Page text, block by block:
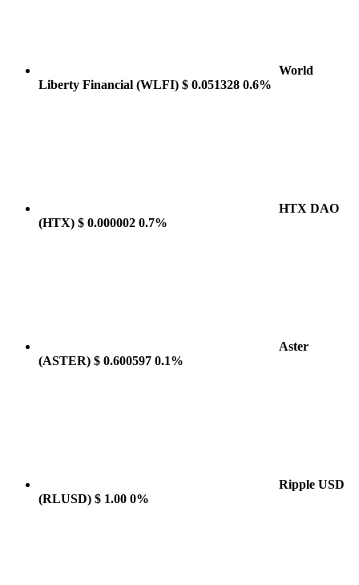
World
Liberty Financial (WLFI) $ 0.051328 0.6%
HTX DAO
(HTX) $ 0.000002 0.7%
Aster
(ASTER) $ 0.600597 0.1%
Ripple USD
(RLUSD) $ 1.00 0%